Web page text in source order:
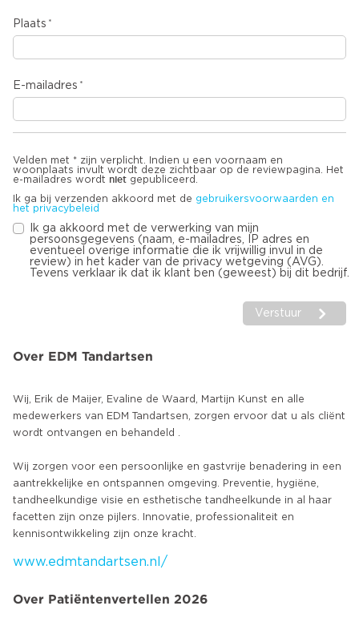
Plaats
E-mailadres
Velden met * zijn verplicht. Indien u een voornaam en
woonplaats invult wordt deze zichtbaar op de reviewpagina. Het
e-mailadres wordt niet gepubliceerd.
Ik ga bij verzenden akkoord met de gebruikersvoorwaarden en
het privacybeleid
Ik ga akkoord met de verwerking van mijn
persoonsgegevens (naam, e-mailadres, IP adres en
eventueel overige informatie die ik vrijwillig invul in de
review) in het kader van de privacy wetgeving (AVG).
Tevens verklaar ik dat ik klant ben (geweest) bij dit bedrijf.
Verstuur
Over EDM Tandartsen
Wij, Erik de Maijer, Evaline de Waard, Martijn Kunst en alle
medewerkers van EDM Tandartsen, zorgen ervoor dat u als cliënt
wordt ontvangen en behandeld .
Wij zorgen voor een persoonlijke en gastvrije benadering in een
aantrekkelijke en ontspannen omgeving. Preventie, hygiëne,
tandheelkundige visie en esthetische tandheelkunde in al haar
facetten zijn onze pijlers. Innovatie, professionaliteit en
www.edmtandartsen.nl/
Over Patiëntenvertellen 2026